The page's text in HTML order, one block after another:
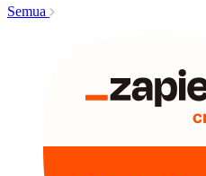
Semua